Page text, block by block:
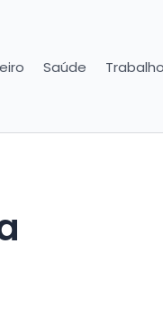
Saúde Trabalho